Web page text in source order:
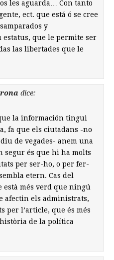
les aguarda… Con tanto
ect. que está ó se cree
y
estatus, que le permite ser
las libertades que le
dice:
la información tingui
fa que els ciutadans -no
de vegades- anem una
segur és que hi ha molts
per ser-ho, o per fer-
etern. Cas del
està més verd que ningú
afectin els administrats,
per l’article, que és més
de la política